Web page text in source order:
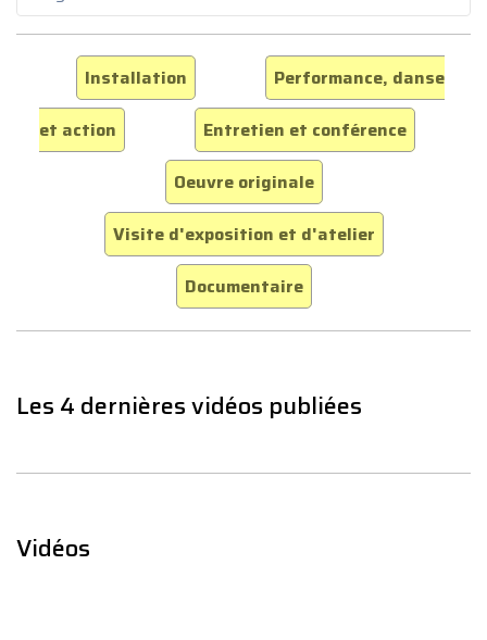
Installation
Performance, danse
et action
Entretien et conférence
Oeuvre originale
Visite d'exposition et d'atelier
Documentaire
Les 4 dernières vidéos publiées
Vidéos